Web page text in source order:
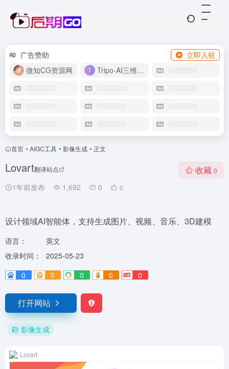
广告赞助
立即入驻
微知CG资源网
Tripo-AI三维模型
首页 • AIGC工具 • 影像生成 • 正文
Lovart翻译站点
1年前发布 1,692 0 0
收藏 0
设计领域AI智能体，支持生成图片、视频、音乐、3D建模
语言：
英文
收录时间：
2025-05-23
0
0 0 0 0
打开网站
影像生成
Lovart